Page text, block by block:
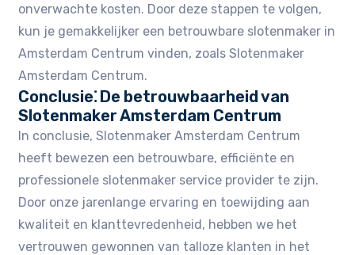
onverwachte kosten. Door deze stappen te volgen‚
kun je gemakkelijker een betrouwbare slotenmaker in
Amsterdam Centrum vinden‚ zoals Slotenmaker
Amsterdam Centrum.​
Conclusie⁚ De betrouwbaarheid van
Slotenmaker Amsterdam Centrum
In conclusie‚ Slotenmaker Amsterdam Centrum
heeft bewezen een betrouwbare‚ efficiënte en
professionele slotenmaker service provider te zijn.​
Door onze jarenlange ervaring en toewijding aan
kwaliteit en klanttevredenheid‚ hebben we het
vertrouwen gewonnen van talloze klanten in het